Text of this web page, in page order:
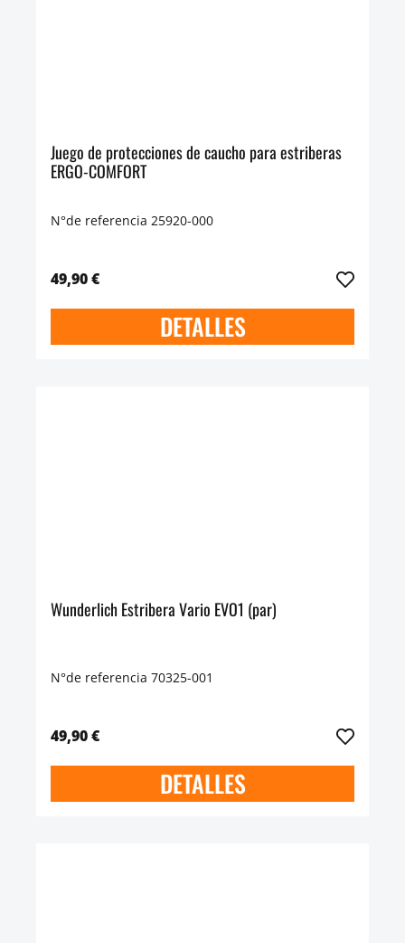
Juego de protecciones de caucho para estriberas
ERGO-COMFORT
N°de referencia 25920-000
49,90 €
DETALLES
Wunderlich Estribera Vario EVO1 (par)
N°de referencia 70325-001
49,90 €
DETALLES